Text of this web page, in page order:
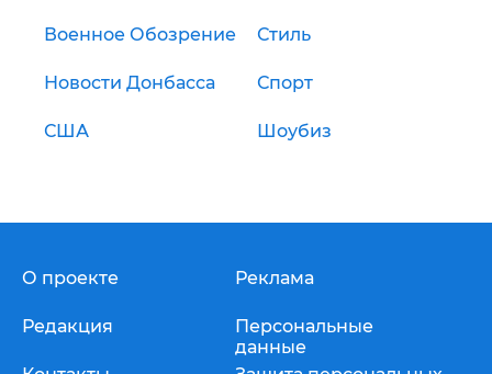
Военное Обозрение Стиль
Новости Донбасса Спорт
США Шоубиз
О проекте
Редакция
Реклама
Персональные
данные